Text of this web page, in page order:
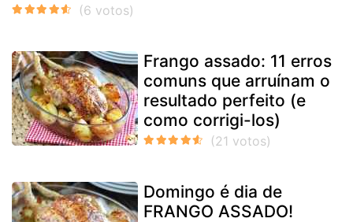
Frango assado: 11 erros
comuns que arruínam o
resultado perfeito (e
como corrigi-los)
Domingo é dia de
FRANGO ASSADO!